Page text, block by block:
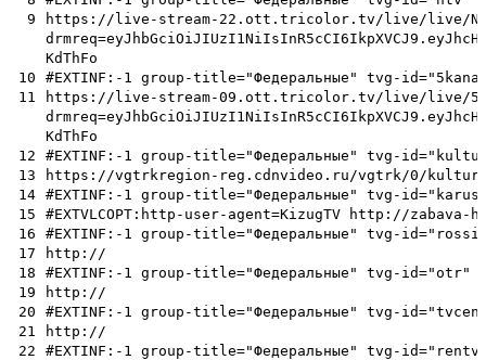
9
https://live-stream-22.ott.tricolor.tv/live/live/
KdThFo
10
#EXTINF:-1 group-title="Федеральные" tvg-
11
https://live-stream-09.ott.tricolor.tv/live/live/
KdThFo
12
#EXTINF:-1 group-title="Федеральные" tvg-
13
https://vgtrkregion-reg.cdnvideo.ru/vgtrk/0/
14 #EXTINF:-1 group-title="Федеральные" tvg-
15
#EXTVLCOPT:http-user-agent=KizugTV http://
16
#EXTINF:-1 group-title="Федеральные" tvg-
17
http://
18
#EXTINF:-1 group-title="Федеральные" tvg-id="otr"
19
http://
20
#EXTINF:-1 group-title="Федеральные" tvg-
21
http://
22
#EXTINF:-1 group-title="Федеральные" tvg-